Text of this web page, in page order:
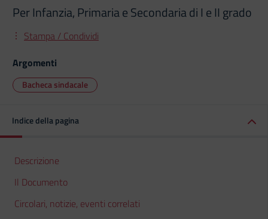
Per Infanzia, Primaria e Secondaria di I e II grado
Stampa / Condividi
Argomenti
Bacheca sindacale
Indice della pagina
Descrizione
Il Documento
Circolari, notizie, eventi correlati